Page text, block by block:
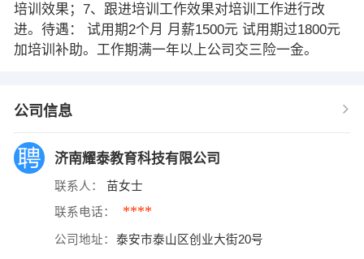
培训效果；7、跟进培训工作效果对培训工作进行改
进。待遇： 试用期2个月 月薪1500元 试用期过1800元
加培训补助。工作期满一年以上公司交三险一金。
公司信息
济南耀泰教育科技有限公司
联系人： 苗女士
联系电话： ****
公司地址： 泰安市泰山区创业大街20号